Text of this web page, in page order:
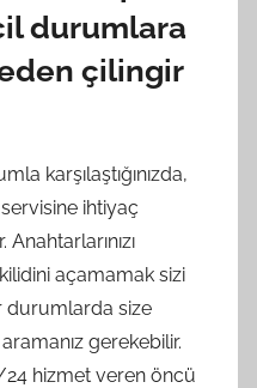
durumlara
çilingir
karşılaştığınızda,
ihtiyaç
açamamak sizi
durumlarda size
gerekebilir.
24 hizmet veren öncü